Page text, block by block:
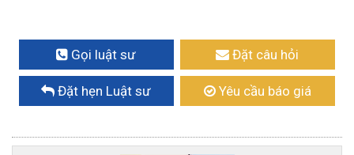
Gọi luật sư Đặt câu hỏi
Đặt hẹn Luật sư Yêu cầu báo giá